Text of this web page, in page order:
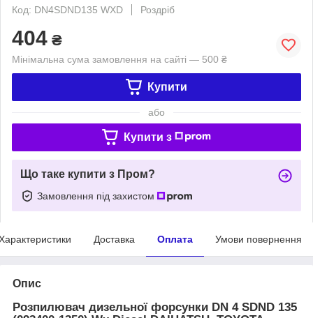
Код: DN4SDND135 WXD
Роздріб
404 ₴
Мінімальна сума замовлення на сайті — 500 ₴
Купити
або
Купити з
Що таке купити з Пром?
Замовлення під захистом
Доставка Оплата Умови повернення
Опис
Розпилювач дизельної форсунки DN 4 SDND 135